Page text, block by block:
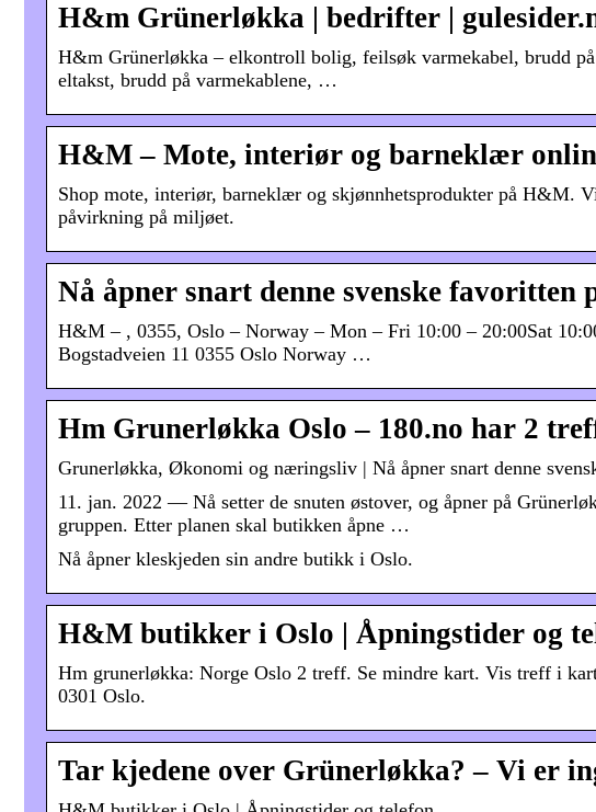
H&m Grünerløkka | bedrifter |
H&m Grünerløkka – elkontroll bolig, feilsøk varmekabel, brudd
eltakst, brudd på varmekablene, …
H&M – Mote, interiør og barneklær
Shop mote, interiør, barneklær og skjønnhetsprodukter på H&M.
påvirkning på miljøet.
Nå åpner snart denne svenske favoritten
H&M – , 0355, Oslo – Norway – Mon – Fri 10:00 – 20:00Sat
Bogstadveien 11 0355 Oslo Norway …
Hm Grunerløkka Oslo – 180.no har 2
Grunerløkka, Økonomi og næringsliv | Nå åpner snart denne
11. jan. 2022 — Nå setter de snuten østover, og åpner på
gruppen. Etter planen skal butikken åpne …
Nå åpner kleskjeden sin andre butikk i Oslo.
H&M butikker i Oslo | Åpningstider og
Hm grunerløkka: Norge Oslo 2 treff. Se mindre kart. Vis treff i
0301 Oslo.
Tar kjedene over Grünerløkka? – Vi er